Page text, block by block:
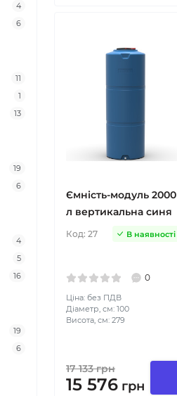
4
6
11
1
13
19
6
4
5
16
19
6
Ємність-модуль 2000
л вертикальна синя
Код: 27 В наявності
0
Ціна: без ПДВ
Діаметр, см: 100
Висота, см: 279
17 133грн
15 576 грн